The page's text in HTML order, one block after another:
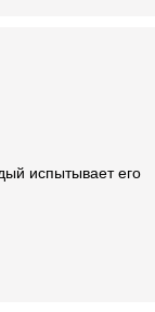
испытывает его